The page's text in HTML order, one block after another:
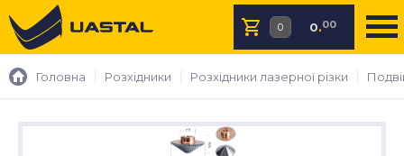
0.00
Головна Розхідники Розхідники лазерної різки